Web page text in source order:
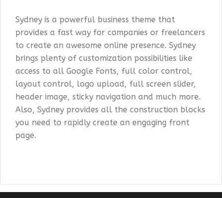
Sydney is a powerful business theme that
provides a fast way for companies or freelancers
to create an awesome online presence. Sydney
brings plenty of customization possibilities like
access to all Google Fonts, full color control,
layout control, logo upload, full screen slider,
header image, sticky navigation and much more.
Also, Sydney provides all the construction blocks
you need to rapidly create an engaging front
page.